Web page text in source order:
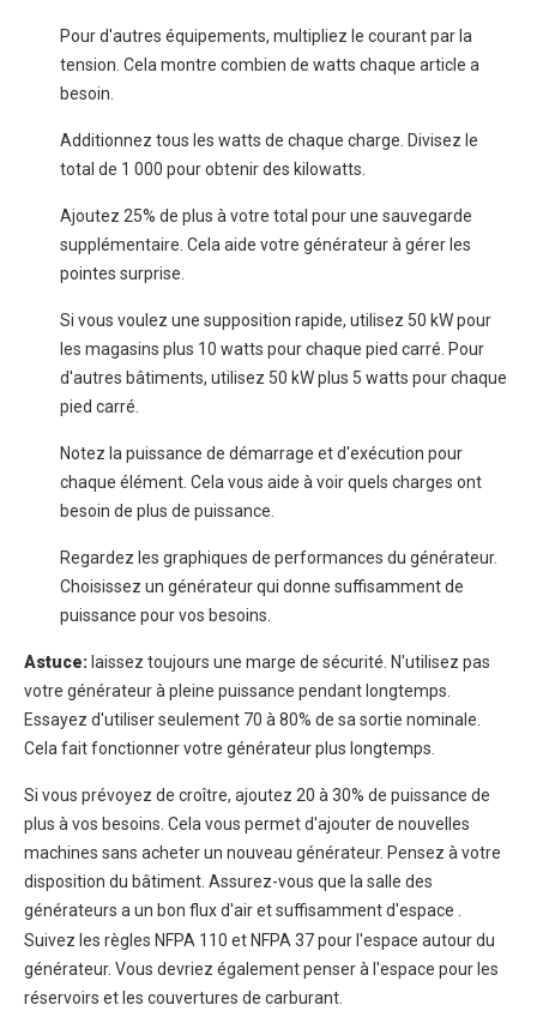
Pour d'autres équipements, multipliez le courant par la
tension. Cela montre combien de watts chaque article a
besoin.
Additionnez tous les watts de chaque charge. Divisez le
total de 1 000 pour obtenir des kilowatts.
Ajoutez 25% de plus à votre total pour une sauvegarde
supplémentaire. Cela aide votre générateur à gérer les
pointes surprise.
Si vous voulez une supposition rapide, utilisez 50 kW pour
les magasins plus 10 watts pour chaque pied carré. Pour
d'autres bâtiments, utilisez 50 kW plus 5 watts pour chaque
pied carré.
Notez la puissance de démarrage et d'exécution pour
chaque élément. Cela vous aide à voir quels charges ont
besoin de plus de puissance.
Regardez les graphiques de performances du générateur.
Choisissez un générateur qui donne suffisamment de
puissance pour vos besoins.
Astuce:laissez toujours une marge de sécurité. N'utilisez pas
votre générateur à pleine puissance pendant longtemps.
Essayez d'utiliser seulement 70 à 80% de sa sortie nominale.
Cela fait fonctionner votre générateur plus longtemps.
Si vous prévoyez de croître, ajoutez 20 à 30% de puissance de
plus à vos besoins. Cela vous permet d'ajouter de nouvelles
machines sans acheter un nouveau générateur. Pensez à votre
disposition du bâtiment. Assurez-vous que la salle des
générateurs a un bon flux d'air et suffisamment d'espace
Suivez les règles NFPA 110 et NFPA 37 pour l'espace autour du
générateur. Vous devriez également penser à l'espace pour les
réservoirs et les couvertures de carburant.